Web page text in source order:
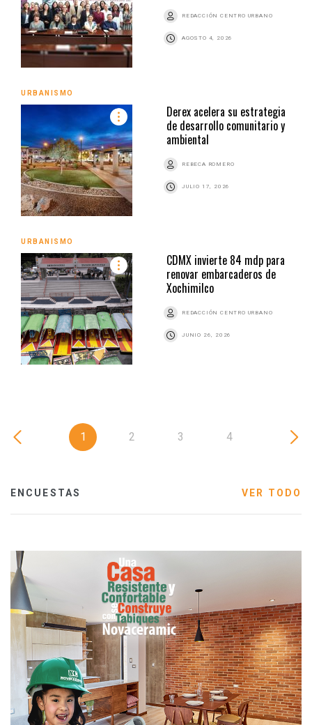
REDACCIÓN CENTRO URBANO
AGOSTO 4, 2026
URBANISMO
Derex acelera su estrategia
de desarrollo comunitario y
ambiental
REBECA ROMERO
JULIO 17, 2026
URBANISMO
CDMX invierte 84 mdp para
renovar embarcaderos de
Xochimilco
REDACCIÓN CENTRO URBANO
JUNIO 26, 2026
1 2 3 4
ENCUESTAS VER TODO